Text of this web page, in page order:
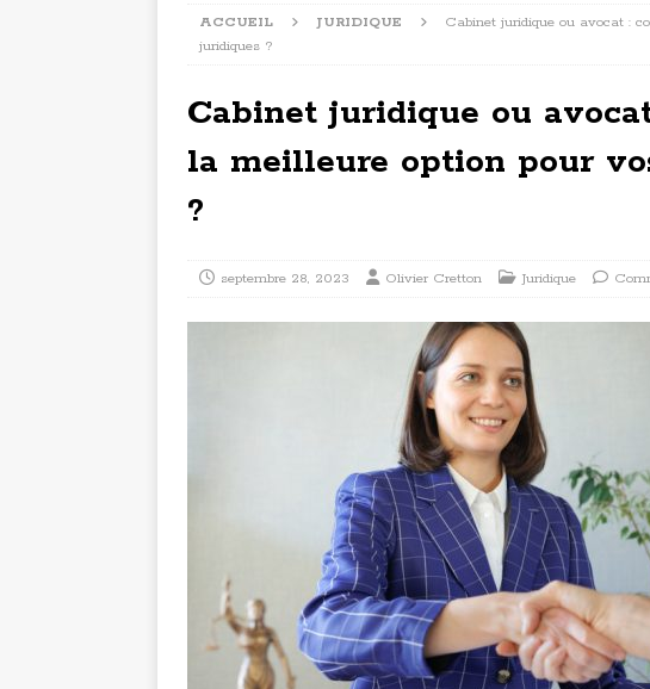
ACCUEIL JURIDIQUE
Cabinet juridique ou avocat :
juridiques ?
Cabinet juridique ou
la meilleure option pour
?
septembre 28, 2023 Olivier Cretton Juridique